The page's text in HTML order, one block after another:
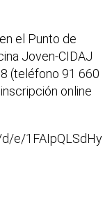
el Punto de
Joven-CIDAJ
(teléfono 91 660
online
e/1FAIpQLSdHy